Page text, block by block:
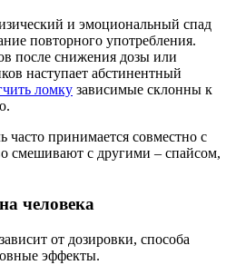
и эмоциональный спад
повторного употребления.
после снижения дозы или
наступает абстинентный
ломку зависимые склонны к
часто принимается совместно с
смешивают с другими – спайсом,
человека
от дозировки, способа
эффекты.